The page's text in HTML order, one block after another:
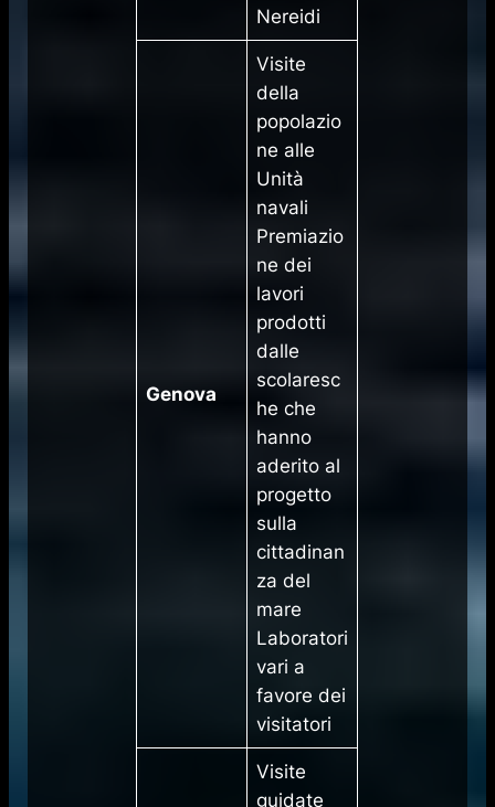
Nereidi
Genova
Visite
della
popolazio
ne alle
Unità
navali
Premiazio
ne dei
lavori
prodotti
dalle
scolaresc
he che
hanno
aderito al
progetto
sulla
cittadinan
za del
mare
Laboratori
vari a
favore dei
visitatori
Visite
guidate